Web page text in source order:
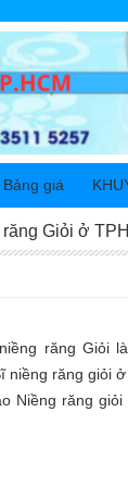
răng Giỏi
niềng răng giỏi
Niềng răng giỏi
Niềng răng Tốt
Giỏi ở
Bảng giá